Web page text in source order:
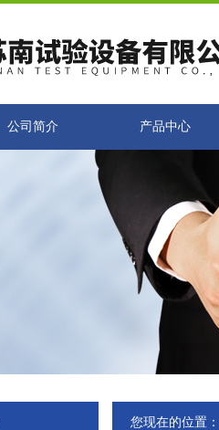
公司简介 产品中心
您现在的位置：